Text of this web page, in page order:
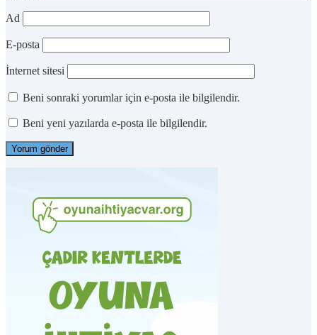
Ad
E-posta
İnternet sitesi
Beni sonraki yorumlar için e-posta ile bilgilendir.
Beni yeni yazılarda e-posta ile bilgilendir.